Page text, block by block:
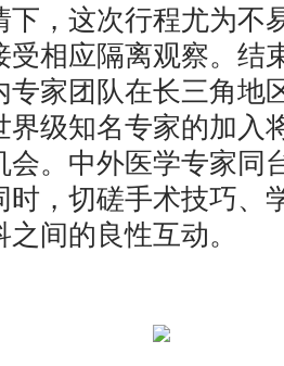
下，这次行程尤为不
受相应隔离观察。结
专家团队在长三角地
界级知名专家的加入
会。中外医学专家同
时，切磋手术技巧、
间的良性互动。